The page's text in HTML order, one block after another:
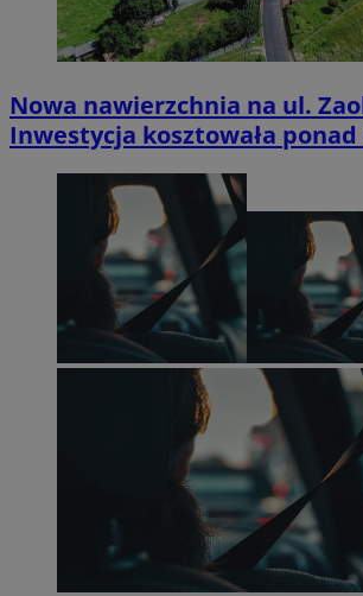
Nowa nawierzchnia na ul.
Inwestycja kosztowała ponad